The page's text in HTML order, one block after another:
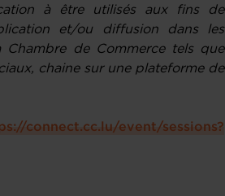
à être utilisés aux fins de
et/ou diffusion dans les
de Commerce tels que
chaine sur une plateforme de
connect.cc.lu/event/sessions?